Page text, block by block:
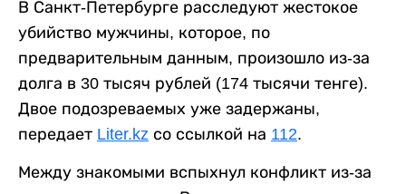
В Санкт-Петербурге расследуют жестокое
убийство мужчины, которое, по
предварительным данным, произошло из-за
долга в 30 тысяч рублей (174 тысячи тенге).
Двое подозреваемых уже задержаны,
передает Liter.kz со ссылкой на 112.
Между знакомыми вспыхнул конфликт из-за